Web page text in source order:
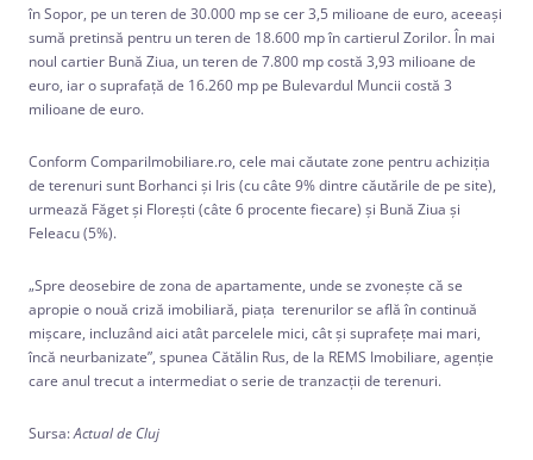
în Sopor, pe un teren de 30.000 mp se cer 3,5 milioane de euro, aceeaşi
sumă pretinsă pentru un teren de 18.600 mp în cartierul Zorilor. În mai
noul cartier Bună Ziua, un teren de 7.800 mp costă 3,93 milioane de
euro, iar o suprafaţă de 16.260 mp pe Bulevardul Muncii costă 3
milioane de euro.
Conform CompariImobiliare.ro, cele mai căutate zone pentru achiziţia
de terenuri sunt Borhanci şi Iris (cu câte 9% dintre căutările de pe site),
urmează Făget şi Floreşti (câte 6 procente fiecare) şi Bună Ziua şi
Feleacu (5%).
„Spre deosebire de zona de apartamente, unde se zvoneşte că se
apropie o nouă criză imobiliară, piaţa terenurilor se află în continuă
mişcare, incluzând aici atât parcelele mici, cât şi suprafeţe mai mari,
încă neurbanizate”, spunea Cătălin Rus, de la REMS Imobiliare, agenţie
care anul trecut a intermediat o serie de tranzacţii de terenuri.
Sursa:Actual de Cluj